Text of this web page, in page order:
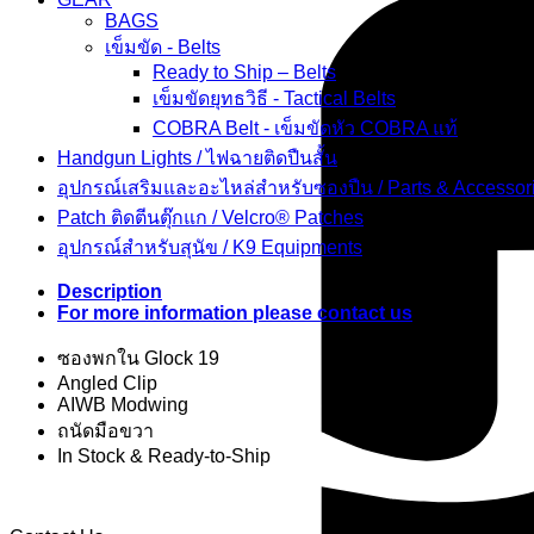
BAGS
เข็มขัด - Belts
Ready to Ship – Belts
เข็มขัดยุทธวิธี - Tactical Belts
COBRA Belt - เข็มขัดหัว COBRA แท้
Handgun Lights / ไฟฉายติดปืนสั้น
อุปกรณ์เสริมและอะไหล่สำหรับซองปืน / Parts &
Patch ติดตีนตุ๊กแก / Velcro® Patches
อุปกรณ์สำหรับสุนัข / K9 Equipments
Description
For more information please contact us
ซองพกใน Glock 19
Angled Clip
AIWB Modwing
ถนัดมือขวา
In Stock & Ready-to-Ship